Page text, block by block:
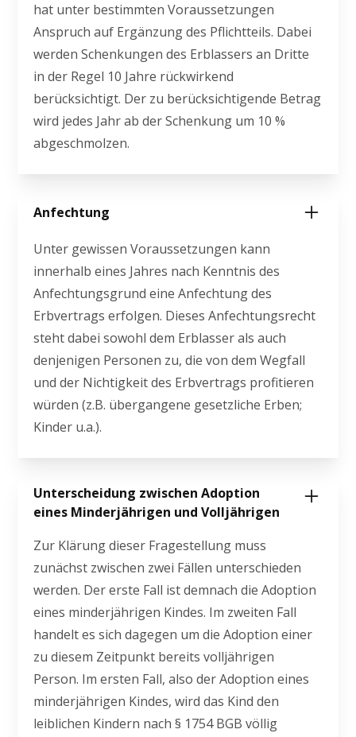
hat unter bestimmten Voraussetzungen
Anspruch auf Ergänzung des Pflichtteils. Dabei
werden Schenkungen des Erblassers an Dritte
in der Regel 10 Jahre rückwirkend
berücksichtigt. Der zu berücksichtigende Betrag
wird jedes Jahr ab der Schenkung um 10 %
abgeschmolzen.
Anfechtung
Unter gewissen Voraussetzungen kann
innerhalb eines Jahres nach Kenntnis des
Anfechtungsgrund eine Anfechtung des
Erbvertrags erfolgen. Dieses Anfechtungsrecht
steht dabei sowohl dem Erblasser als auch
denjenigen Personen zu, die von dem Wegfall
und der Nichtigkeit des Erbvertrags profitieren
würden (z.B. übergangene gesetzliche Erben;
Kinder u.a.).
Unterscheidung zwischen Adoption
eines Minderjährigen und Volljährigen
Zur Klärung dieser Fragestellung muss
zunächst zwischen zwei Fällen unterschieden
werden. Der erste Fall ist demnach die Adoption
eines minderjährigen Kindes. Im zweiten Fall
handelt es sich dagegen um die Adoption einer
zu diesem Zeitpunkt bereits volljährigen
Person. Im ersten Fall, also der Adoption eines
minderjährigen Kindes, wird das Kind den
leiblichen Kindern nach § 1754 BGB völlig